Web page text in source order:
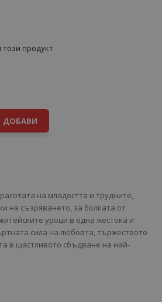
продукт
ДОБАВИ
на младостта и трудните,
на съзряването, за болката от
уроци в една жестока и
сила на любовта, тържеството
в щастливото сбъдване на най-